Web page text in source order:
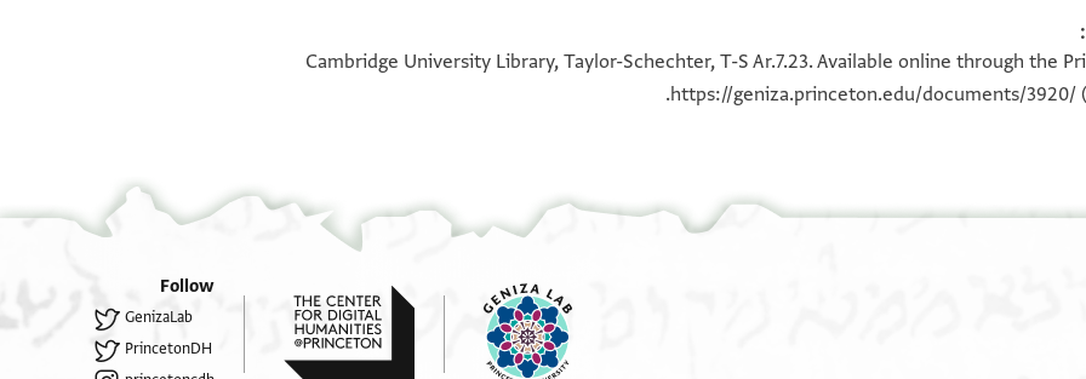
100%
Cambridge University Library, Taylor-Schechter, T-S Ar.7.23. Available online through the
https://geniza.princeton.edu/documents/3920/
Follow
GenizaLab
PrincetonDH